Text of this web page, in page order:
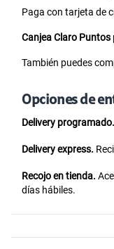
Paga con tarjeta de
Canjea Claro Puntos
También puedes
Opciones de
Delivery programado.
Delivery express.
Recojo en tienda.
días hábiles.